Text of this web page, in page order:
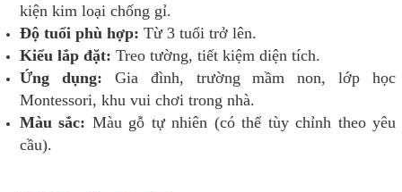
kiện kim loại chống gỉ.
Độ tuổi phù hợp: Từ 3 tuổi trở lên.
Kiểu lắp đặt: Treo tường, tiết kiệm diện tích.
Ứng dụng: Gia đình, trường mầm non, lớp học
Montessori, khu vui chơi trong nhà.
Màu sắc: Màu gỗ tự nhiên (có thể tùy chỉnh theo yêu
cầu).